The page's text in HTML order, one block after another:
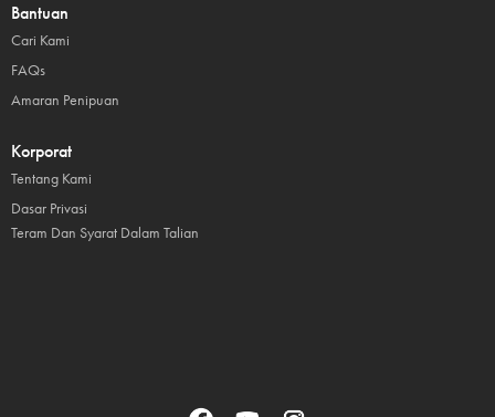
Bantuan
Cari Kami
FAQs
Amaran Penipuan
Korporat
Tentang Kami
Dasar Privasi
Teram Dan Syarat Dalam Talian